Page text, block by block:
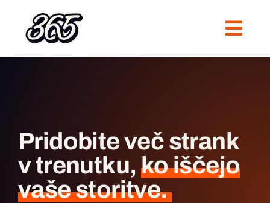
content
Pridobite več strank
v trenutku, ko iščejo
vaše storitve.